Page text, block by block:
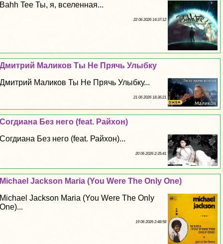
Bahh Tee Ты, я, вселенная...
22 06 2026 14:37:12
Дмитрий Маликов Ты Не Прячь Улыбку
Дмитрий Маликов Ты Не Прячь Улыбку...
21 06 2026 18:36:21
Согдиана Без него (feat. Райхон)
Согдиана Без него (feat. Райхон)...
20 06 2026 2:35:41
Michael Jackson Maria (You Were The Only One)
Michael Jackson Maria (You Were The Only
One)...
19 06 2026 2:48:58